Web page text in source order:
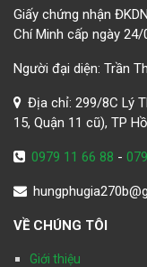
Giấy chứng nhận
Chí Minh cấp ngày
Người đại diện: Trần
Địa chỉ: 299/8C Lý
15, Quận 11 cũ), TP
0979 11 66 88 -
VỀ CHÚNG TÔI
Giới thiệu